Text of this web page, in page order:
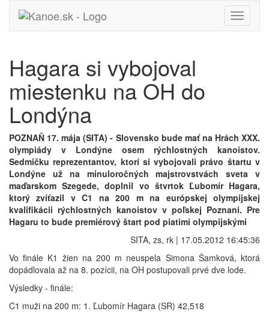
Toggle
Hagara si vybojoval
miestenku na OH do
Londýna
POZNAŇ 17. mája (SITA) - Slovensko bude mať na Hrách XXX.
olympiády v Londýne osem rýchlostných kanoistov.
Sedmičku reprezentantov, ktorí si vybojovali právo štartu v
Londýne už na minuloročných majstrovstvách sveta v
maďarskom Szegede, doplnil vo štvrtok Ľubomír Hagara,
ktorý zvíťazil v C1 na 200 m na európskej olympijskej
kvalifikácii rýchlostných kanoistov v poľskej Poznani. Pre
Hagaru to bude premiérový štart pod piatimi olympijskými
SITA, zs, rk | 17.05.2012 16:45:36
Vo finále K1 žien na 200 m neuspela Simona Šamková, ktorá
dopádlovala až na 8. pozícii, na OH postupovali prvé dve lode.
Výsledky - finále:
C1 muži na 200 m: 1. Ľubomír Hagara (SR) 42,518